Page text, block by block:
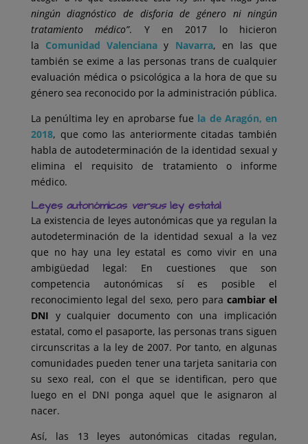
ningún diagnóstico de disforia de género ni ningún
tratamiento médico”. Y en 2017 lo hicieron
la Comunidad Valenciana y Navarra, en las que
también se exime a las personas trans de cualquier
evaluación médica o psicológica a la hora de que su
género sea reconocido por la administración pública.
La penúltima ley en aprobarse fue la de Aragón, en
2018, que como las anteriormente citadas también
habla de autodeterminación de la identidad sexual y
elimina el requisito de tratamiento o informe
médico.
Leyes autonómicas versusley estatal
La existencia de leyes autonómicas que ya regulan la
autodeterminación de la identidad sexual a la vez
que no hay una ley estatal es como vivir en una
ambigüedad legal: En cuestiones que son
competencia autonómicas sí es posible el
reconocimiento legal del sexo, pero para cambiar el
DNI y cualquier documento con una implicación
estatal, como el pasaporte, las personas trans siguen
circunscritas a la ley de 2007. Por tanto, en algunas
comunidades pueden tener una tarjeta sanitaria con
su sexo real, con el que se identifican, pero que
luego en el DNI ponga aquel que le asignaron al
nacer.
Así, las 13 leyes autonómicas citadas regulan,